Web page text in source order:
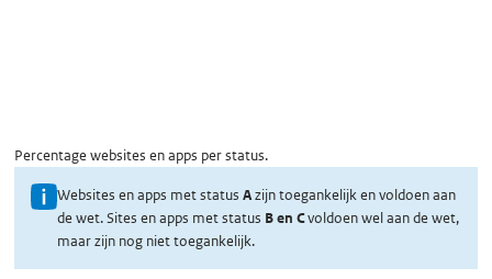
Percentage websites en apps per status.
U
i
Websites en apps met statusAzijn toegankelijk en voldoen aan
de wet. Sites en apps met status B en Cvoldoen wel aan de wet,
maar zijn nog niet toegankelijk.